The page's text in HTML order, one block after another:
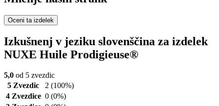
Oceni ta izdelek
Izkušnenj v jeziku slovenščina za izdelek
NUXE Huile Prodigieuse®
5,0 od 5 zvezdic
5 Zvezdic
2 (100%)
4 Zvezdice 0 (0%)